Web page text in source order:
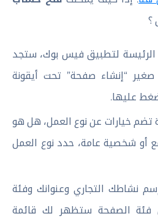
؟
الرئيسة لتطبيق فيس بوك، ستجد
“إنشاء صفحة” تحت أيقونة
عليها.
تضم خيارات عن نوع العمل، هل هو
أو شخصية عامة، حدد نوع العمل
نشاطك التجاري وعنوانك وفئة
فئة الصفحة ستظهر لك قائمة